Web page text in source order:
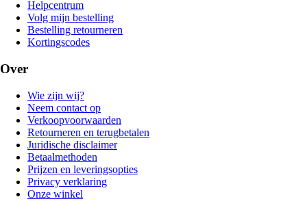
Helpcentrum
Volg mijn bestelling
Bestelling retourneren
Kortingscodes
Over
Wie zijn wij?
Neem contact op
Verkoopvoorwaarden
Retourneren en terugbetalen
Juridische disclaimer
Betaalmethoden
Prijzen en leveringsopties
Privacy verklaring
Onze winkel